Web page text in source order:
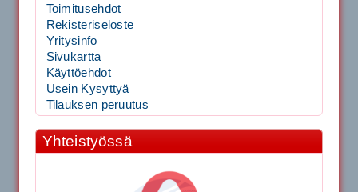
Toimitusehdot
Rekisteriseloste
Yritysinfo
Sivukartta
Käyttöehdot
Usein Kysyttyä
Tilauksen peruutus
Yhteistyössä